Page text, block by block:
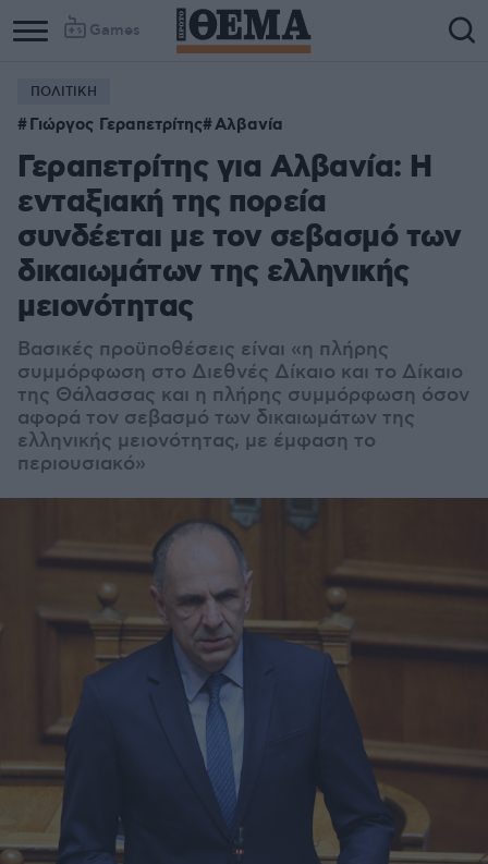
Games
ΠΟΛΙΤΙΚΗ
Γιώργος Γεραπετρίτης Αλβανία
Γεραπετρίτης για Αλβανία: Η
ενταξιακή της πορεία
συνδέεται με τον σεβασμό των
δικαιωμάτων της ελληνικής
μειονότητας
Βασικές προϋποθέσεις είναι «η πλήρης
συμμόρφωση στο Διεθνές Δίκαιο και το Δίκαιο
της Θάλασσας και η πλήρης συμμόρφωση όσον
αφορά τον σεβασμό των δικαιωμάτων της
ελληνικής μειονότητας, με έμφαση το
περιουσιακό»